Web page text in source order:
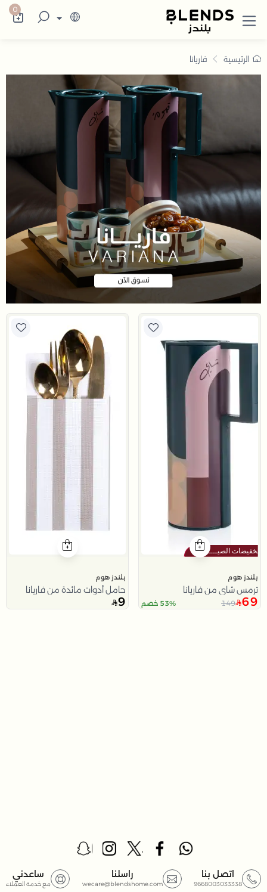
أطقم فاريانا | صواني وأوعية وكاسات شاي 0
الرئيسية فاريانا
بلندز هوم
ترمس شاي من فاريانا
69
149 53% خصم
بلندز هوم
حامل أدوات مائدة من فاريانا
9
اتصل بنا
9668003033338
راسلنا
wecare@blendshome.com
ساعدني
مع خدمة العملاء